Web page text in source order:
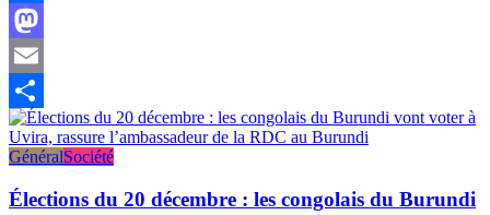
Facebook
Mastodon
Email
Partager
GénéralSociété
Élections du 20 décembre : les congolais du Burundi